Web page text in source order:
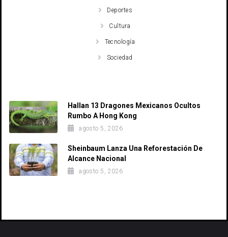
Deportes
Cultura
Tecnología
Sociedad
Hallan 13 Dragones Mexicanos Ocultos
Rumbo A Hong Kong
agosto 5, 2026
Sheinbaum Lanza Una Reforestación De
Alcance Nacional
agosto 5, 2026